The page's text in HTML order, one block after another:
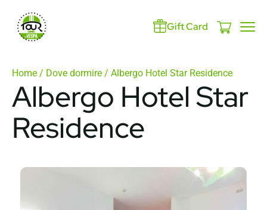
Gift Card
Home / Dove dormire / Albergo Hotel Star Residence
Albergo Hotel Star
Residence